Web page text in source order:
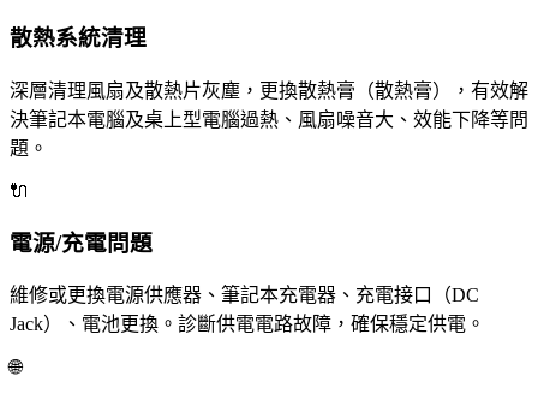
散熱系統清理
深層清理風扇及散熱片灰塵，更換散熱膏（散熱膏），有效解
決筆記本電腦及桌上型電腦過熱、風扇噪音大、效能下降等問
題。
🔌
電源/充電問題
維修或更換電源供應器、筆記本充電器、充電接口（DC
Jack）、電池更換。診斷供電電路故障，確保穩定供電。
🌐